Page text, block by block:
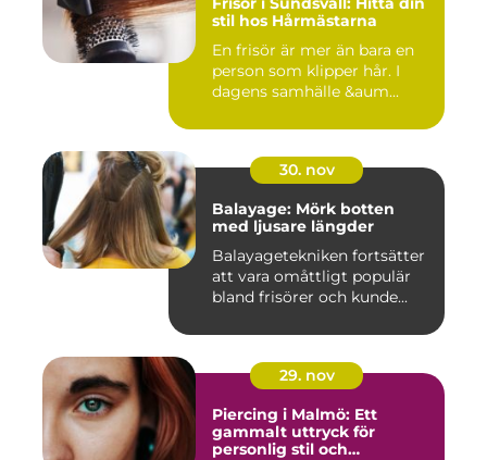
stil hos Hårmästarna
En frisör är mer än bara en
person som klipper hår. I
dagens samhälle &aum...
30. nov
Balayage: Mörk botten
med ljusare längder
Balayagetekniken fortsätter
att vara omåttligt populär
bland frisörer och kunde...
29. nov
Piercing i Malmö: Ett
gammalt uttryck för
personlig stil och